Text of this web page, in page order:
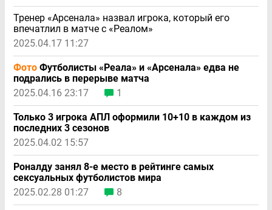
Тренер «Арсенала» назвал игрока, который его
впечатлил в матче с «Реалом»
2025.04.17 11:27
Фото Футболисты «Реала» и «Арсенала» едва не
подрались в перерыве матча
2025.04.16 23:17
1
Только 3 игрока АПЛ оформили 10+10 в каждом из
последних 3 сезонов
2025.04.02 15:57
Роналду занял 8-е место в рейтинге самых
сексуальных футболистов мира
2025.02.28 01:27
8